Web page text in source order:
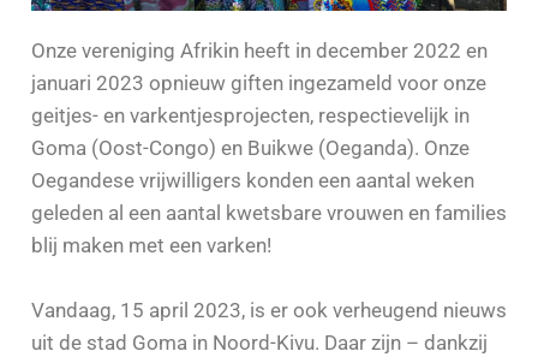
Onze vereniging Afrikin heeft in december 2022 en
januari 2023 opnieuw giften ingezameld voor onze
geitjes- en varkentjesprojecten, respectievelijk in
Goma (Oost-Congo) en Buikwe (Oeganda). Onze
Oegandese vrijwilligers konden een aantal weken
geleden al een aantal kwetsbare vrouwen en families
blij maken met een varken!
Vandaag, 15 april 2023, is er ook verheugend nieuws
uit de stad Goma in Noord-Kivu. Daar zijn – dankzij